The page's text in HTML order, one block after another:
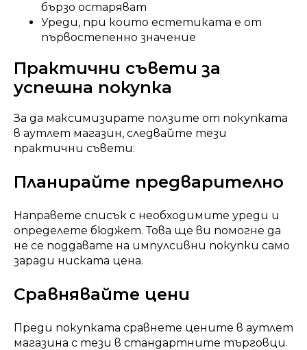
бързо остаряват
Уреди, при които естетиката е от
първостепенно значение
Практични съвети за
успешна покупка
За да максимизирате ползите от покупката
в аутлет магазин, следвайте тези
практични съвети:
Планирайте предварително
Направете списък с необходимите уреди и
определете бюджет. Това ще ви помогне да
не се поддавате на импулсивни покупки само
заради ниската цена.
Сравнявайте цени
Преди покупката сравнете цените в аутлет
магазина с тези в стандартните търговци.